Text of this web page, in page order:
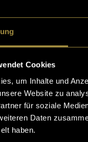
Cookies
um Inhalte und
Website zu
für soziale
Daten
haben.
zum Lehrprojekt
direkt zum